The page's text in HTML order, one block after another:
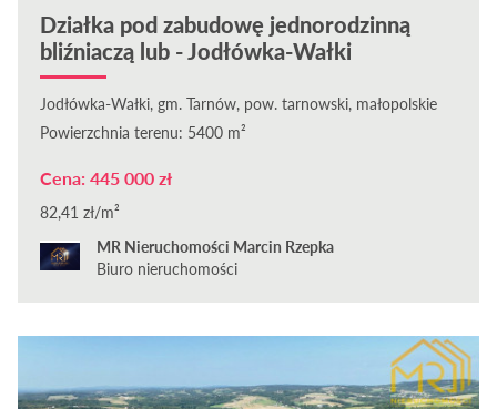
Działka pod zabudowę jednorodzinną
bliźniaczą lub - Jodłówka-Wałki
Jodłówka-Wałki, gm. Tarnów, pow. tarnowski, małopolskie
Powierzchnia terenu: 5400 m²
Cena: 445 000 zł
82,41 zł/m²
MR Nieruchomości Marcin Rzepka
Biuro nieruchomości